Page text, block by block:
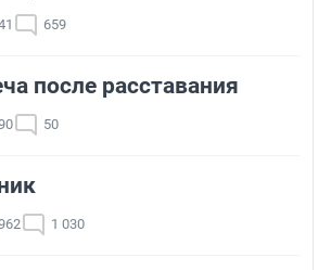
659
после расставания
50
1 030